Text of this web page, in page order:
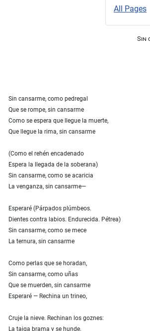
All Pages
Sin
Sin cansarme, como pedregal
Que se rompe, sin cansarme
Como se espera que llegue la muerte,
Que llegue la rima, sin cansarme
(Como el rehén encadenado
Espera la llegada de la soberana)
Sin cansarme, como se acaricia
La venganza, sin cansarme—
Esperaré (Párpados plúmbeos.
Dientes contra labios. Endurecida. Pétrea)
Sin cansarme, como se mece
La ternura, sin cansarme
Como perlas que se horadan,
Sin cansarme, como uñas
Que se muerden, sin cansarme
Esperaré — Rechina un trineo,
Cruje la nieve. Rechinan los goznes:
La taiga brama y se hunde.